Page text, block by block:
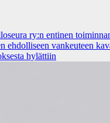
ry:n entinen
eh­dol­li­seen van­keu­teen
hy­lät­tiin